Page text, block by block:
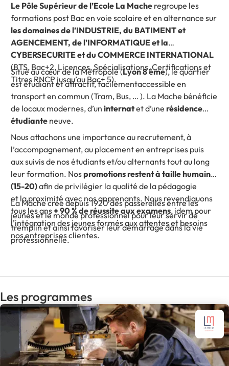
Le Pôle Supérieur de l’Ecole La Mache regroupe les
formations post Bac en voie scolaire et en alternance sur
les domaines de l’INDUSTRIE, du BATIMENT et
AGENCEMENT, de l’INFORMATIQUE et la
CYBERSECURITE et du COMMERCE INTERNATIONAL
(BTS, Bac+2, Licences, Spécialisations, Certifications et
Titres RNCP jusqu’au Bac+ 5).
Situé au cœur de la Métropole (Lyon 8 ème), le quartier
est étudiant et attractif, facilementaccessible en
transport en commun (Tram, Bus, … ). La Mache bénéficie
de locaux modernes, d’uninternatet d’unerésidence
étudiante neuve.
Nous attachons une importance au recrutement, à
l’accompagnement, au placement en entreprises puis
aux suivis de nos étudiants et/ou alternants tout au long
leur formation. Nospromotions restent à taille humaine
(15-20)afin de privilégier la qualité de la pédagogie
et la proximité avec nos apprenants. Nous revendiquons
tous les ans+ 90 % de réussite aux examens, idem pour
l’intégration des jeunes formés aux attentes et besoins
nos entreprises clientes.
La Mache crée depuis 1920 des passerelles entre les
jeunes et le monde professionnel pour leur servir de
tremplin et ainsi favoriser leur démarrage dans la vie
professionnelle.
Les programmes